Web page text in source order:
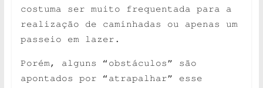
costuma ser muito frequentada para a
realização de caminhadas ou apenas um
passeio em lazer.
Porém, alguns “obstáculos” são
apontados por “atrapalhar” esse